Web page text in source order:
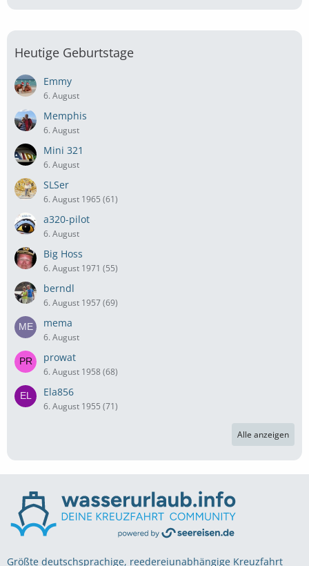
Heutige Geburtstage
Emmy
6. August
Memphis
6. August
Mini 321
6. August
SLSer
6. August 1965 (61)
a320-pilot
6. August
Big Hoss
6. August 1971 (55)
berndl
6. August 1957 (69)
mema
6. August
prowat
6. August 1958 (68)
Ela856
6. August 1955 (71)
Alle anzeigen
Größte deutschsprachige, reedereiunabhängige Kreuzfahrt